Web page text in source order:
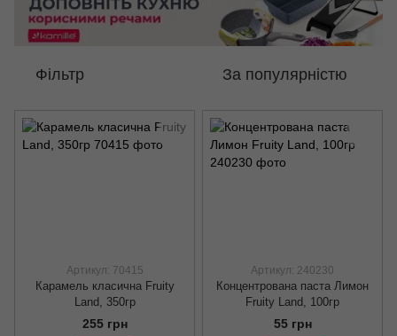
Фільтр За популярністю
Артикул: 70415
Карамель класична Fruity
Land, 350гр
255 грн
Артикул: 240230
Концентрована паста Лимон
Fruity Land, 100гр
55 грн